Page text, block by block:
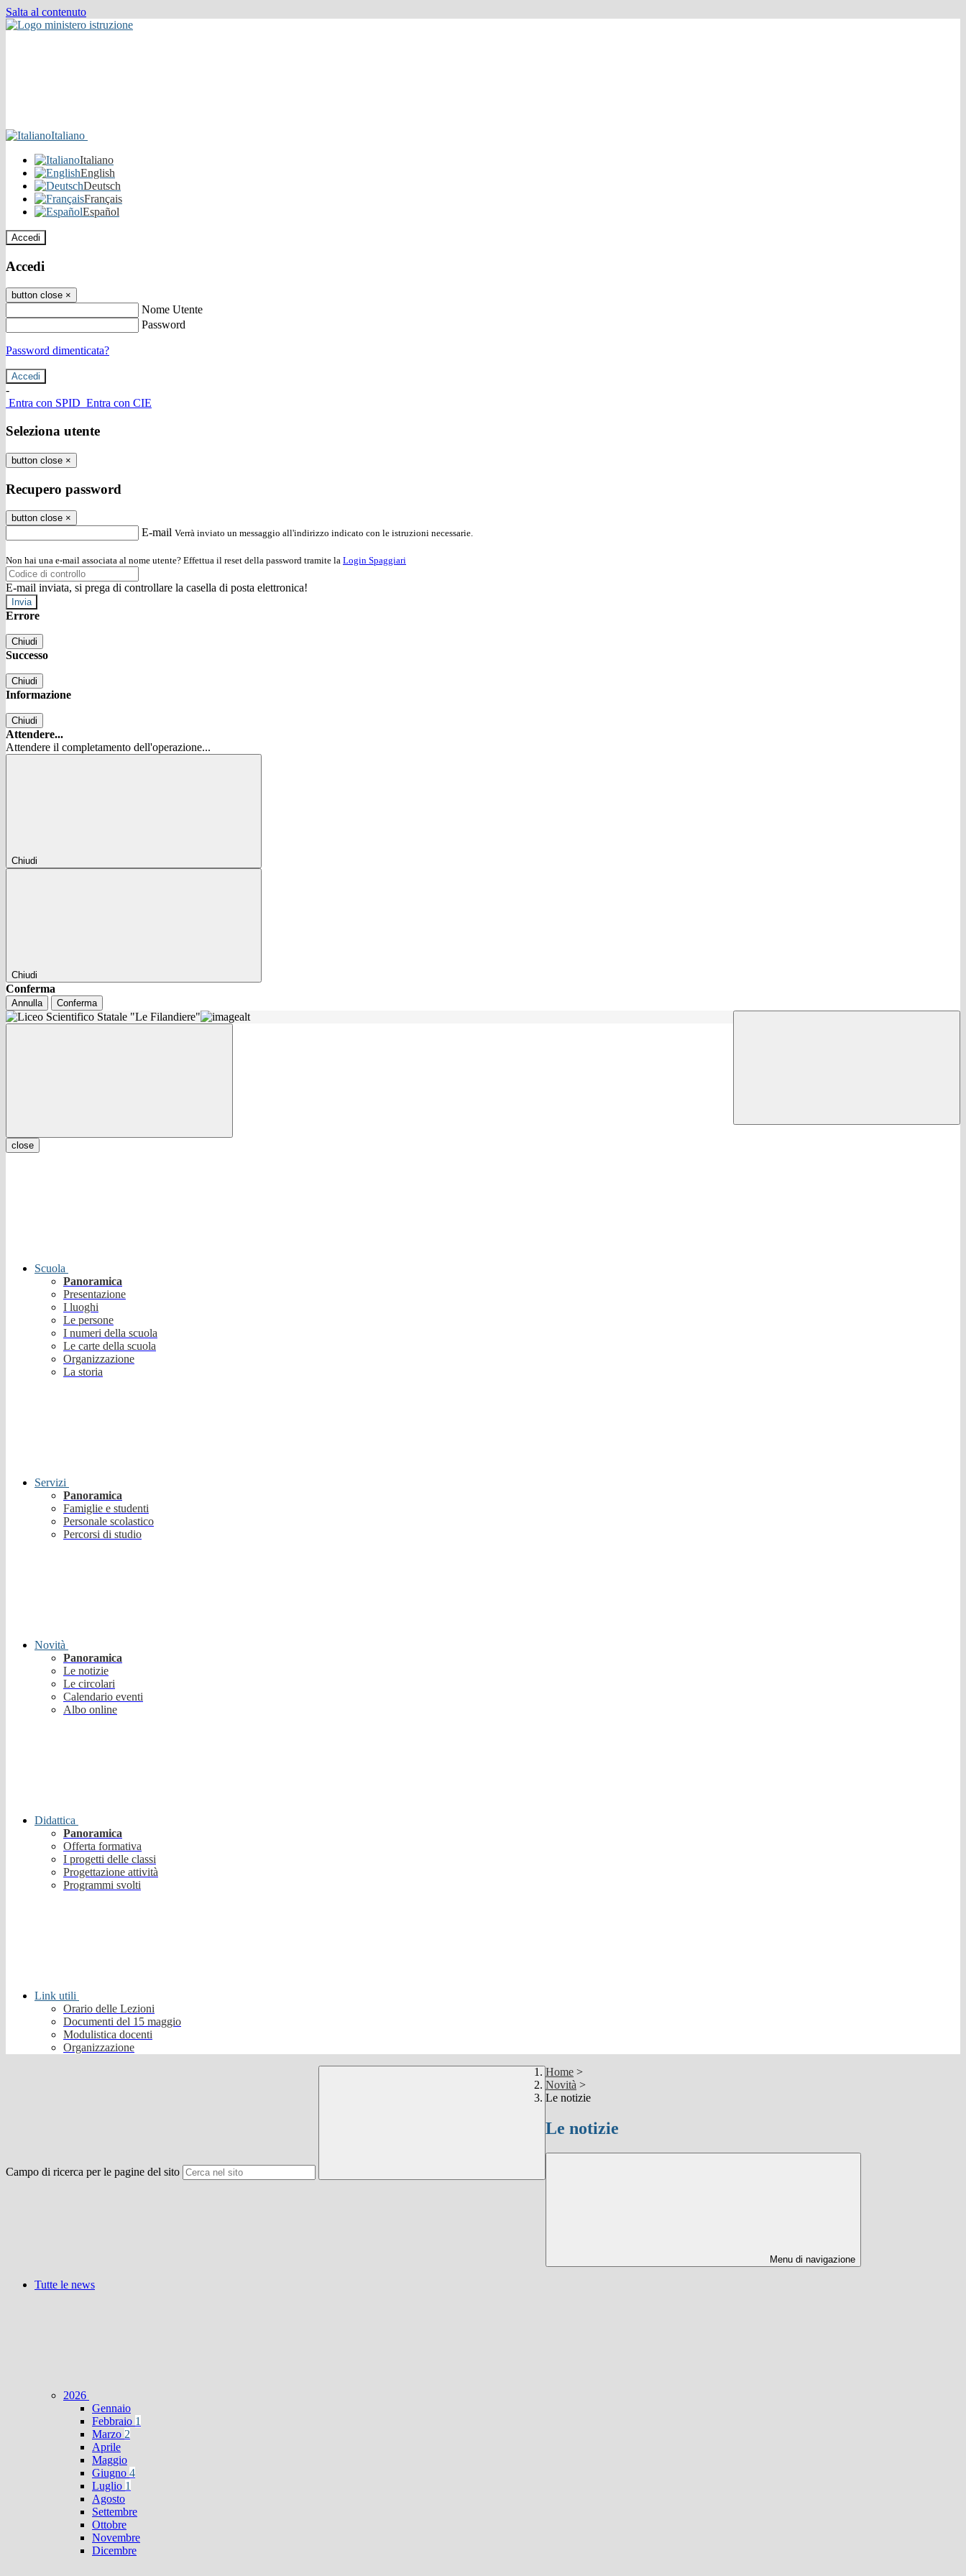
Salta al contenuto
Italiano
Italiano
English
Deutsch
Français
Español
Accedi
Accedi
button close ×
Nome Utente
Password
Password dimenticata?
-
Entra con SPID Entra con CIE
Seleziona utente
button close ×
Recupero password
button close ×
E-mail Verrà inviato un messaggio all'indirizzo indicato con le istruzioni necessarie.
Non hai una e-mail associata al nome utente? Effettua il reset della password tramite la Login Spaggiari
E-mail inviata, si prega di controllare la casella di posta elettronica!
Errore
Chiudi
Successo
Chiudi
Informazione
Chiudi
Attendere...
Attendere il completamento dell'operazione...
Chiudi
Chiudi
Conferma
Annulla Conferma
close
Scuola
Panoramica
Presentazione
I luoghi
Le persone
I numeri della scuola
Le carte della scuola
Organizzazione
La storia
Servizi
Panoramica
Famiglie e studenti
Personale scolastico
Percorsi di studio
Novità
Panoramica
Le notizie
Le circolari
Calendario eventi
Albo online
Didattica
Panoramica
Offerta formativa
I progetti delle classi
Progettazione attività
Programmi svolti
Link utili
Orario delle Lezioni
Documenti del 15 maggio
Modulistica docenti
Organizzazione
Campo di ricerca per le pagine del sito
Home >
Novità >
Le notizie
Le notizie
Menu di navigazione
Tutte le news
2026
Gennaio
Febbraio 1
Marzo 2
Aprile
Maggio
Giugno 4
Luglio 1
Agosto
Settembre
Ottobre
Novembre
Dicembre